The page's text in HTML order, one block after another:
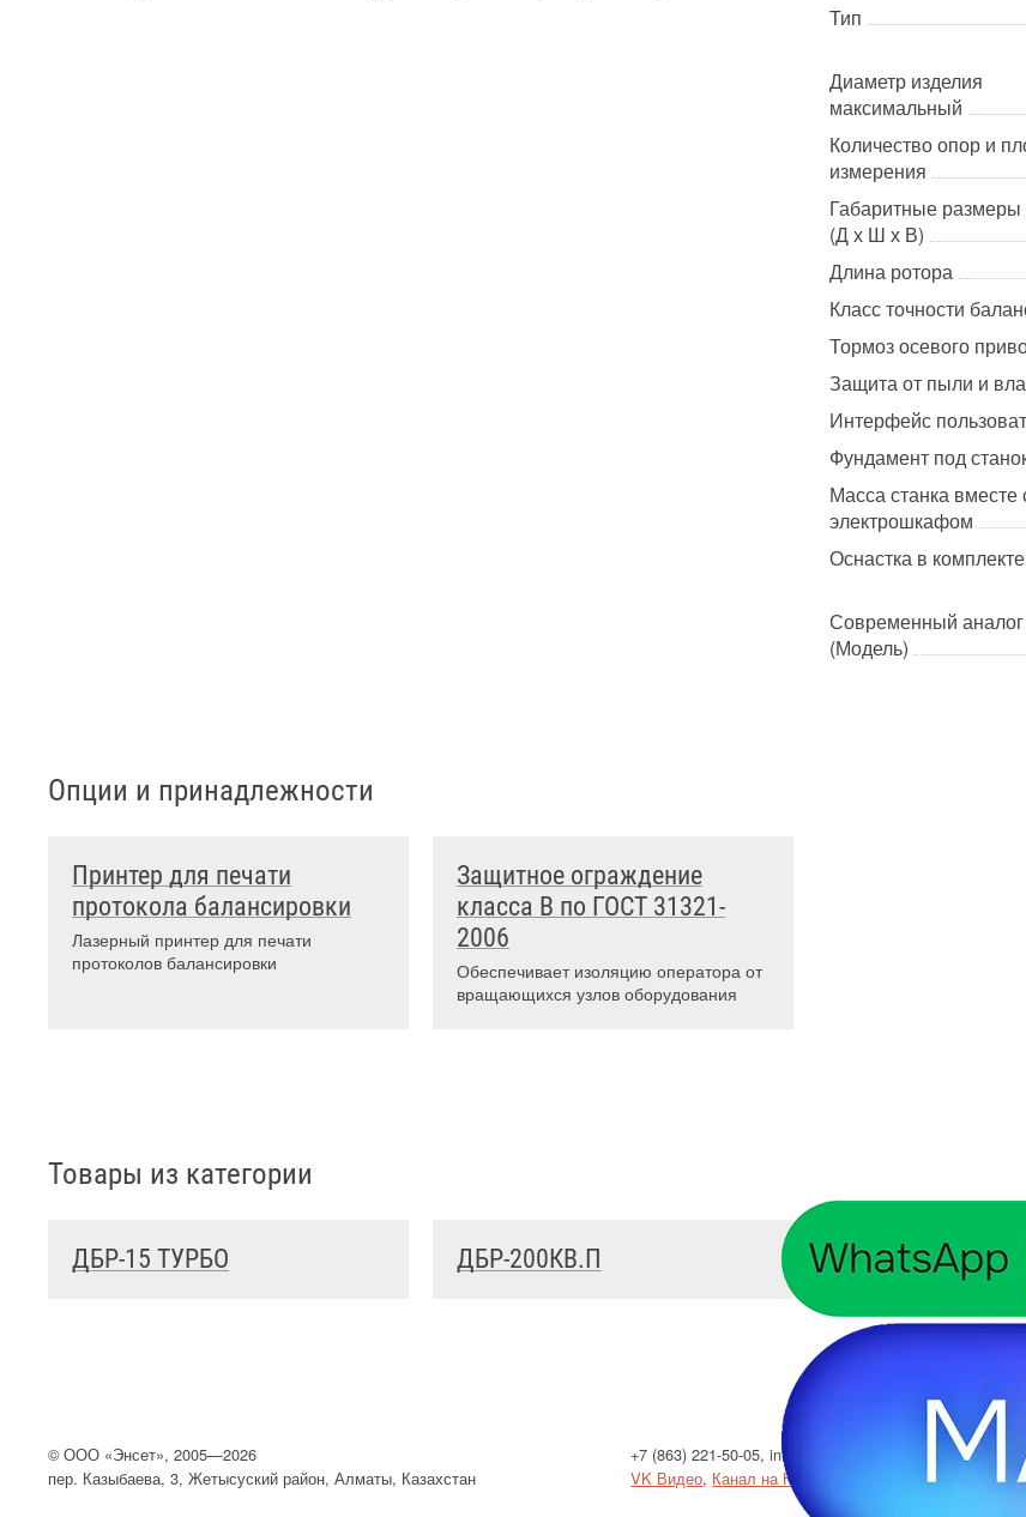
Тип
Диаметр изделия
максимальный
Количество опор и
измерения
Габаритные размеры
(Д х Ш х В)
Длина ротора
Класс точности
Тормоз осевого
Защита от пыли и
Интерфейс
Фундамент под
Масса станка вместе
электрошкафом
Оснастка в комплекте
Современный аналог
(Модель)
Опции и принадлежности
Принтер для печати
протокола балансировки
Лазерный принтер для печати
протоколов балансировки
Защитное ограждение
класса B по ГОСТ 31321-
2006
Обеспечивает изоляцию оператора от
вращающихся узлов оборудования
Товары из категории
ДБР-15 ТУРБО ДБР-200КВ.П ДБР ВЕРТИКАЛЬ
©ООО «Энсет», 2005—2026
пер. Казыбаева, 3, Жетысуский район, Алматы, Казахстан
+7 (863) 221-50-05,info@enset.ru
VK Видео, Канал на Ютубе